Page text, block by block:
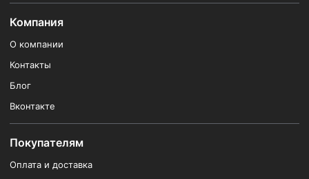
Компания
О компании
Контакты
Блог
Вконтакте
Покупателям
Оплата и доставка